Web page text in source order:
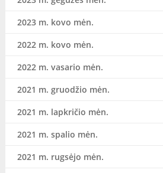
2023 m. kovo mėn.
2022 m. kovo mėn.
2022 m. vasario mėn.
2021 m. gruodžio mėn.
2021 m. lapkričio mėn.
2021 m. spalio mėn.
2021 m. rugsėjo mėn.